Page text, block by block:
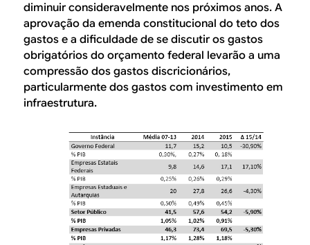
diminuir consideravelmente nos próximos anos. A
aprovação da emenda constitucional do teto dos
gastos e a dificuldade de se discutir os gastos
obrigatórios do orçamento federal levarão a uma
compressão dos gastos discricionários,
particularmente dos gastos com investimento em
infraestrutura.